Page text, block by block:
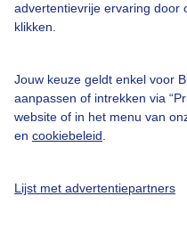
advertentievrije ervaring door
klikken.
Jouw keuze geldt enkel voor
aanpassen of intrekken via
website of in het menu van
en cookiebeleid
Lijst met advertentiepartners
Gebruikersvoorwaarden
Buienradar Team
Privacy beleid
Cookie beleid
Gratis weerdata